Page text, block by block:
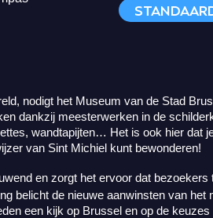
nodigt het Museum van de Stad
dankzij meesterwerken in de
wandtapijten… Het is ook hier dat
van Sint Michiel kunt bewonderen!
en zorgt het ervoor dat
belicht de nieuwe aanwinsten van
een kijk op Brussel en op de